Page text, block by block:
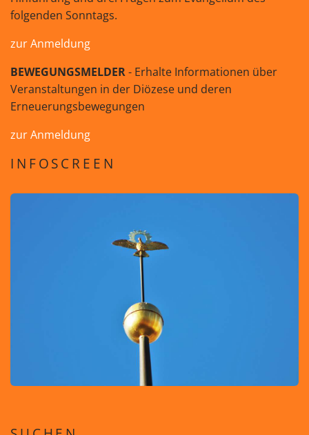
folgenden Sonntags.
zur Anmeldung
BEWEGUNGSMELDER- Erhalte Informationen über
Veranstaltungen in der Diözese und deren
Erneuerungsbewegungen
zur Anmeldung
INFOSCREEN